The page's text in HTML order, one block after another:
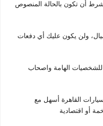
أن تكون بالحالة المنصوص
ولن يكون عليك أي دفعات
للشخصيات الهامة واصحاب
القاهرة أسهل مع
أو اقتصادية